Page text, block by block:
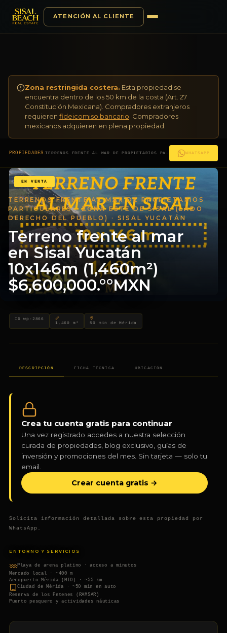
ATENCIÓN AL CLIENTE
Zona restringida costera. Esta propiedad se
encuentra dentro de los 50 km de la costa (Art. 27
Constitución Mexicana). Compradores extranjeros
requieren fideicomiso bancario . Compradores
mexicanos adquieren en plena propiedad.
PROPIEDADES · WHATSAPP
EN VENTA
TERRENOS FRENTE AL MAR DE PROPIETARIOS
PARTICULARES · ZONA ESTE DE SISAL (LADO
DERECHO DEL PUEBLO) · SISAL YUCATÁN
Terreno frente al mar
en Sisal Yucatán
10x146m (1,460m²)
$6,600,000.°°MXN
TERRENOS FRENTE AL MAR DE PROPIETARIOS PARTICULARES ·
Terreno frente al mar en
ID wp-2866
1,460 m²
50 min de Mérida
DESCRIPCIÓN FICHA TÉCNICA UBICACIÓN
Crea tu cuenta gratis para continuar
Una vez registrado accedes a nuestra selección
curada de propiedades, blog exclusivo, guías de
inversión y promociones del mes. Sin tarjeta — solo tu
email.
Crear cuenta gratis →
Solicita información detallada sobre esta propiedad por
WhatsApp.
ENTORNO Y SERVICIOS
Playa de arena platino · acceso a minutos
Mercado local · ~400 m
Aeropuerto Mérida (MID) · ~55 km
Ciudad de Mérida · ~50 min en auto
Reserva de los Petenes (RAMSAR)
Puerto pesquero y actividades náuticas